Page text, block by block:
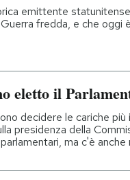
emittente
fredda, e che oggi
eletto il
decidere le cariche
presidenza della
ma c'è